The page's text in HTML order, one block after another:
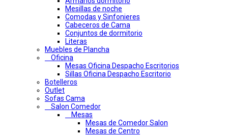
Mesillas de noche
Comodas y Sinfonieres
Cabeceros de Cama
Conjuntos de dormitorio
Literas
Muebles de Plancha
Oficina
Mesas Oficina Despacho Escritorios
Sillas Oficina Despacho Escritorio
Botelleros
Outlet
Sofas Cama
Salon Comedor
Mesas
Mesas de Comedor Salon
Mesas de Centro